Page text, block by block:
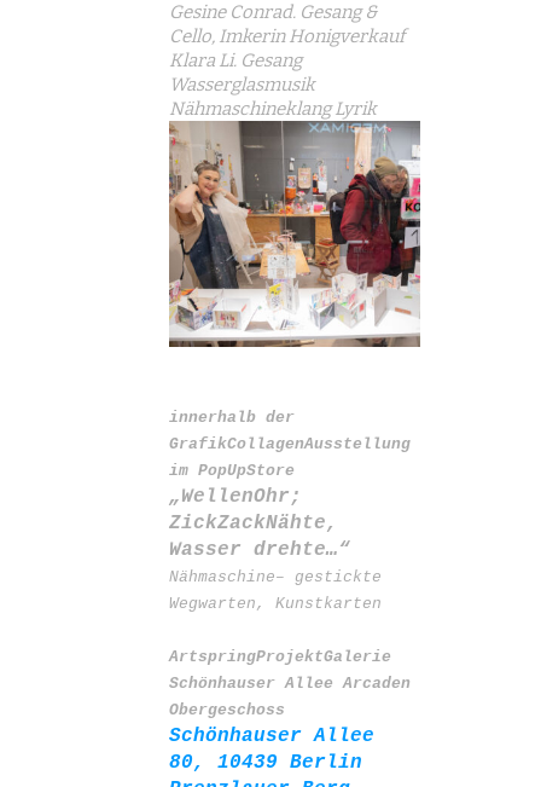
Gesine Conrad. Gesang &
Cello, Imkerin Honigverkauf
Klara Li. Gesang
Wasserglasmusik
Nähmaschineklang Lyrik
innerhalb der
GrafikCollagenAusstellung
im PopUpStore
„WellenOhr;
ZickZackNähte,
Wasser drehte…“
Nähmaschine– ges tickte
Wegwarten, Kunstkarten
ArtspringProjektGalerie
Schönhauser Allee Arcaden
Obergeschoss
Schönhauser Allee
80, 10439 Berlin